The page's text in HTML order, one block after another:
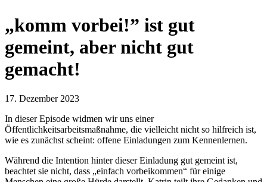
„komm vorbei!” ist gut
gemeint, aber nicht gut
gemacht!
17. Dezember 2023
In dieser Episode widmen wir uns einer
Öffentlichkeitsarbeitsmaßnahme, die vielleicht nicht so hilfreich ist,
wie es zunächst scheint: offene Einladungen zum Kennenlernen.
Während die Intention hinter dieser Einladung gut gemeint ist,
beachtet sie nicht, dass „einfach vorbeikommen“ für einige